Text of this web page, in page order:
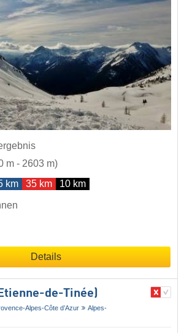
m - 2603 m)
km 35 km 10 km
Details
de-Tinée)
Alpes-Côte d’Azur
Alpes-